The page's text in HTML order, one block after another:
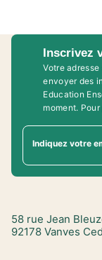
Inscrivez
Votre
envoyer des
Education
moment. Pour
Indiquez votre
58 rue Jean
92178 Vanves